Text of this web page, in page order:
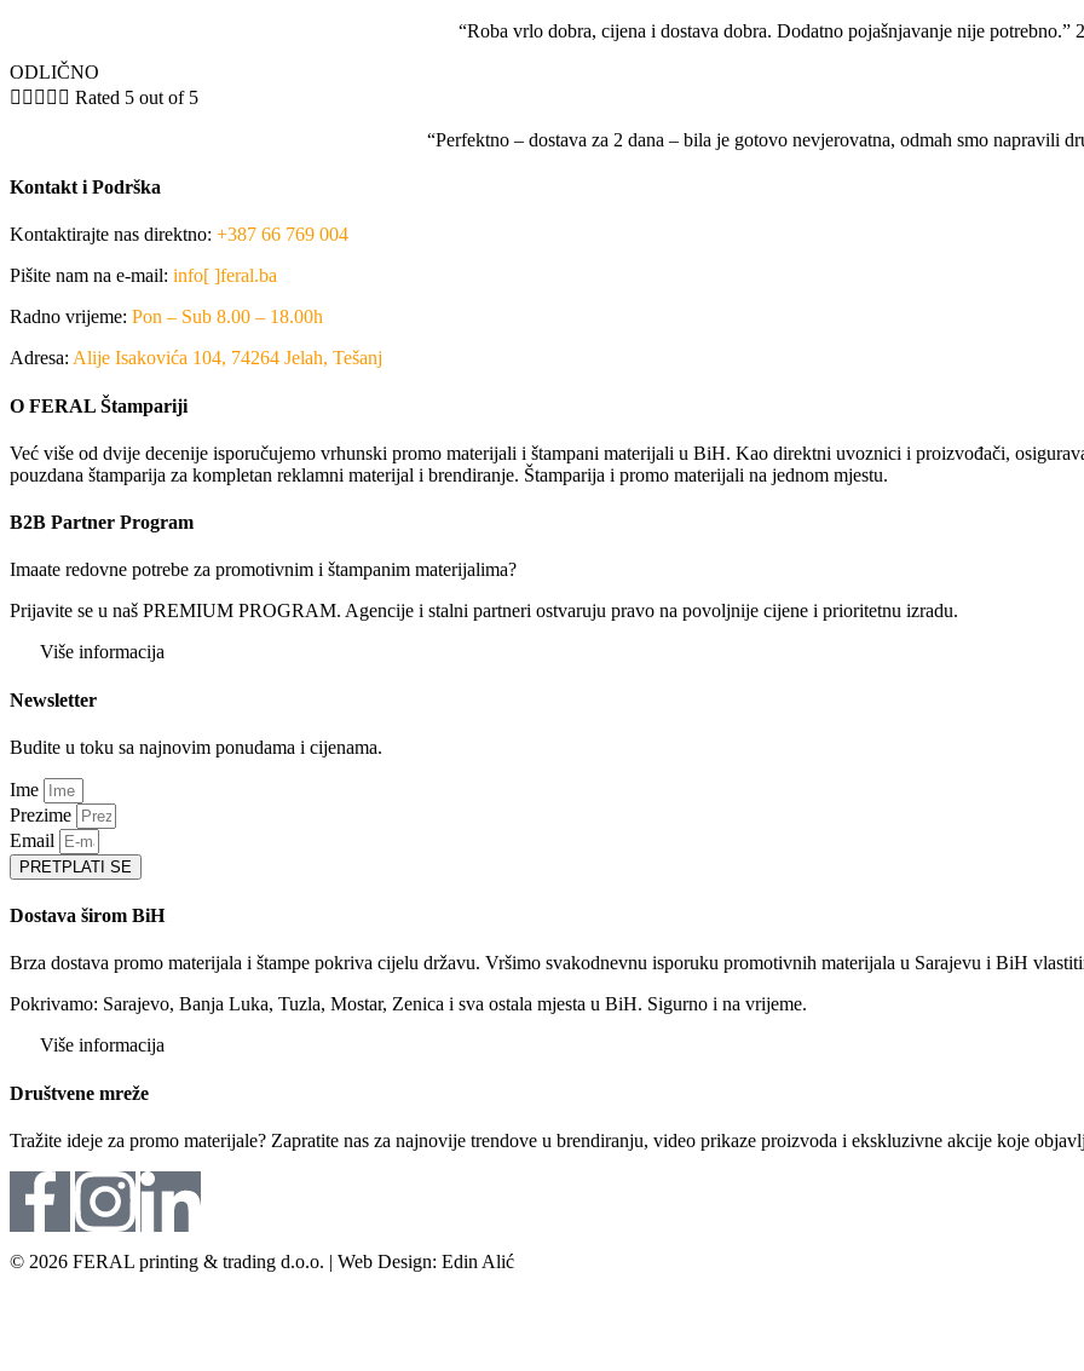
“Roba vrlo dobra, cijena i dostava dobra. Dodatno pojašnjavanje nije potrebno.”
ODLIČNO
     Rated 5 out of 5
“Perfektno – dostava za 2 dana – bila je gotovo nevjerovatna, odmah smo napravili
Kontakt i Podrška
Kontaktirajte nas direktno: +387 66 769 004
Pišite nam na e-mail: info[ ]feral.ba
Radno vrijeme: Pon – Sub 8.00 – 18.00h
Adresa: Alije Isakovića 104, 74264 Jelah, Tešanj
O FERAL Štampariji
Već više od dvije decenije isporučujemo vrhunski promo materijali i štampani materijali u BiH. Kao direktni uvoznici i proizvođači,
pouzdana štamparija za kompletan reklamni materijal i brendiranje. Štamparija i promo materijali na jednom mjestu.
B2B Partner Program
Imaate redovne potrebe za promotivnim i štampanim materijalima?
Prijavite se u naš PREMIUM PROGRAM. Agencije i stalni partneri ostvaruju pravo na povoljnije cijene i prioritetnu izradu.
Više informacija
Newsletter
Budite u toku sa najnovim ponudama i cijenama.
Ime
Prezime
Email
PRETPLATI SE
Dostava širom BiH
Brza dostava promo materijala i štampe pokriva cijelu državu. Vršimo svakodnevnu isporuku promotivnih materijala u Sarajevu i BiH
Pokrivamo: Sarajevo, Banja Luka, Tuzla, Mostar, Zenica i sva ostala mjesta u BiH. Sigurno i na vrijeme.
Više informacija
Društvene mreže
Tražite ideje za promo materijale? Zapratite nas za najnovije trendove u brendiranju, video prikaze proizvoda i ekskluzivne akcije koje
© 2026 FERAL printing & trading d.o.o. | Web Design: Edin Alić